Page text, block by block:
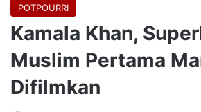
POTPOURRI
Kamala Khan,
Muslim Pertama
Difilmkan